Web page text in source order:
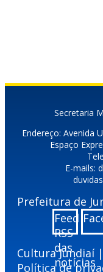
Secretaria
Endereço: Avenida
Espaço
E-mails:
Prefeitura de
Feed
RSS
das
notícias
Cultura Jundiaí
Política de